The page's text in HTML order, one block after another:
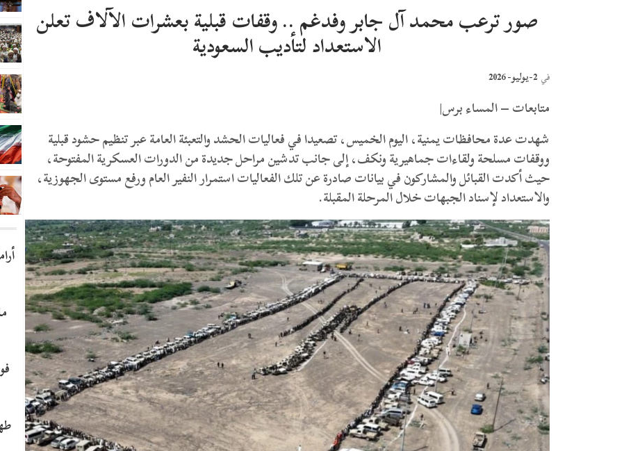
صور ترعب محمد آل جابر وفدغم .. وقفات قبلية بعشرات الآلاف تعلن
الاستعداد لتأديب السعودية
في 2-يوليو- 2026
متابعات – المساء برس|
شهدت عدة محافظات يمنية، اليوم الخميس، تصعيدا في فعاليات الحشد والتعبئة العامة عبر تنظيم حشود قبلية
ووقفات مسلحة ولقاءات جماهيرية ونكف، إلى جانب تدشين مراحل جديدة من الدورات العسكرية المفتوحة،
حيث أكدت القبائل والمشاركون في بيانات صادرة عن تلك الفعاليات استمرار النفير العام ورفع مستوى الجهوزية،
والاستعداد لإسناد الجبهات خلال المرحلة المقبلة.